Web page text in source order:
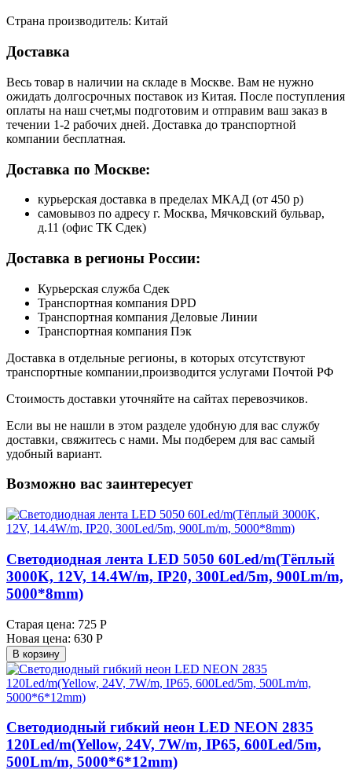
Страна производитель: Китай
Доставка
Весь товар в наличии на складе в Москве. Вам не нужно
ожидать долгосрочных поставок из Китая. После поступления
оплаты на наш счет,мы подготовим и отправим ваш заказ в
течении 1-2 рабочих дней. Доставка до транспортной
компании бесплатная.
Доставка по Москве:
курьерская доставка в пределах МКАД (от 450 р)
самовывоз по адресу г. Москва, Мячковский бульвар,
д.11 (офис ТК Сдек)
Доставка в регионы России:
Курьерская служба Сдек
Транспортная компания DPD
Транспортная компания Деловые Линии
Транспортная компания Пэк
Доставка в отдельные регионы, в которых отсутствуют
транспортные компании,производится услугами Почтой РФ
Стоимость доставки уточняйте на сайтах перевозчиков.
Если вы не нашли в этом разделе удобную для вас службу
доставки, свяжитесь с нами. Мы подберем для вас самый
удобный вариант.
Возможно вас заинтересует
Светодиодная лента LED 5050 60Led/m(Тёплый
3000K, 12V, 14.4W/m, IP20, 300Led/5m, 900Lm/m,
5000*8mm)
Старая цена: 725 Р
Новая цена: 630 Р
В корзину
Светодиодный гибкий неон LED NEON 2835
120Led/m(Yellow, 24V, 7W/m, IP65, 600Led/5m,
500Lm/m, 5000*6*12mm)